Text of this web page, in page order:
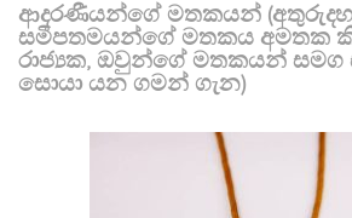
ආදරණීයන්ගේ මතකයන්
සමීපතමයන්ගේ මතකය අමතක
රාජ්‍යක, ඔවුන්ගේ මතකයන්
සොයා යන ගමන් ගැන)